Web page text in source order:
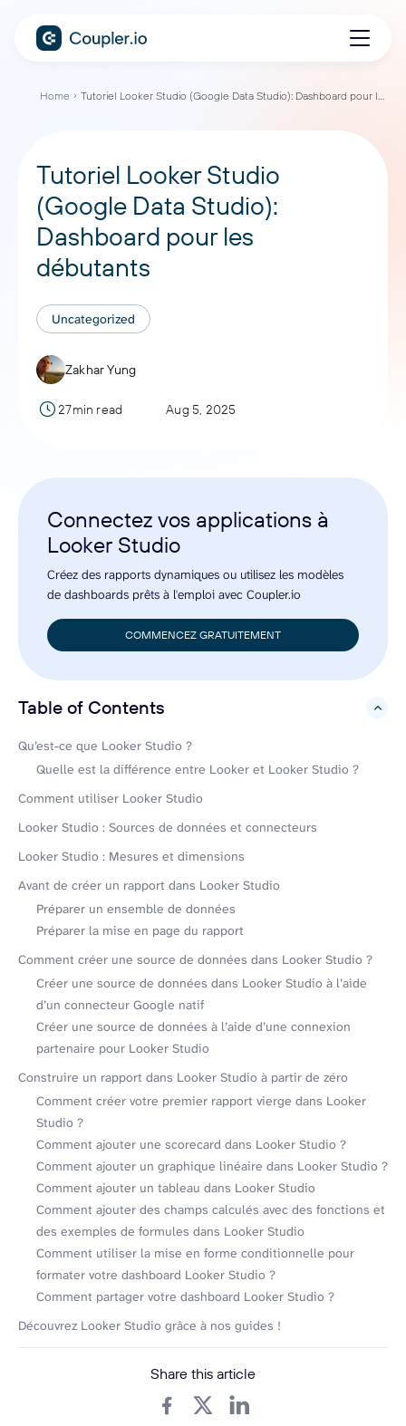
Home Tutoriel Looker Studio (Google Data Studio): Dashboard pour les débutants
Tutoriel Looker Studio
(Google Data Studio):
Dashboard pour les
débutants
Uncategorized
Zakhar Yung
27min read Aug 5, 2025
Connectez vos applications à
Looker Studio
Créez des rapports dynamiques ou utilisez les modèles
de dashboards prêts à l'emploi avec Coupler.io
COMMENCEZ GRATUITEMENT
Table of Contents
hide
Qu’est-ce que Looker Studio ?
Quelle est la différence entre Looker et Looker Studio ?
Comment utiliser Looker Studio
Looker Studio : Sources de données et connecteurs
Looker Studio : Mesures et dimensions
Avant de créer un rapport dans Looker Studio
Préparer un ensemble de données
Préparer la mise en page du rapport
Comment créer une source de données dans Looker Studio ?
Créer une source de données dans Looker Studio à l’aide
d’un connecteur Google natif
Créer une source de données à l’aide d’une connexion
partenaire pour Looker Studio
Construire un rapport dans Looker Studio à partir de zéro
Comment créer votre premier rapport vierge dans Looker
Studio ?
Comment ajouter une scorecard dans Looker Studio ?
Comment ajouter un graphique linéaire dans Looker Studio ?
Comment ajouter un tableau dans Looker Studio
Comment ajouter des champs calculés avec des fonctions et
des exemples de formules dans Looker Studio
Comment utiliser la mise en forme conditionnelle pour
formater votre dashboard Looker Studio ?
Comment partager votre dashboard Looker Studio ?
Découvrez Looker Studio grâce à nos guides !
Share this article